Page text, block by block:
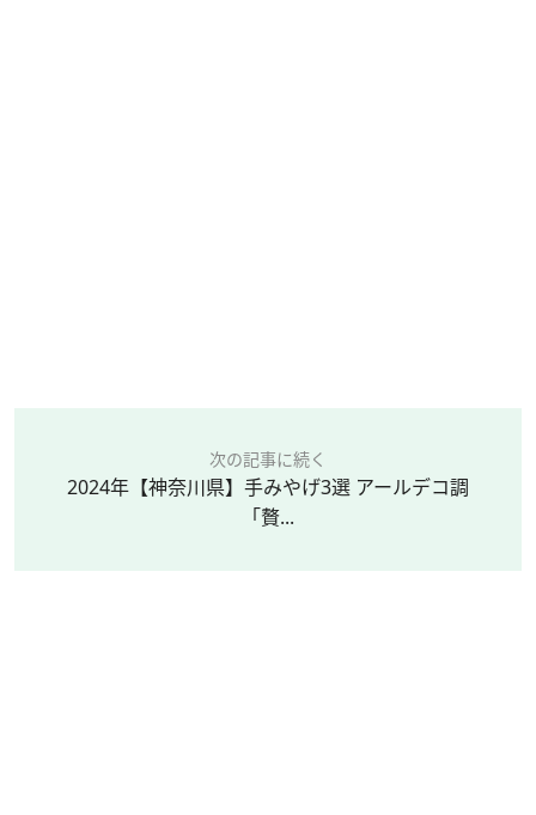
次の記事に続く
2024年【神奈川県】手みやげ3選 アールデコ調
「贅...